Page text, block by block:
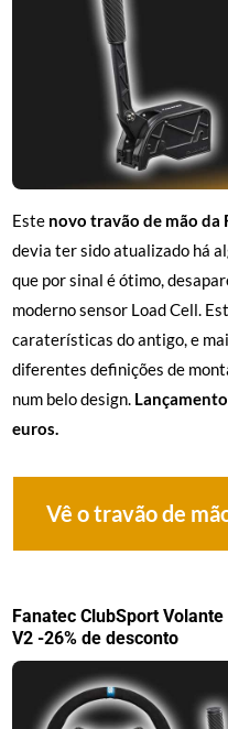
Este novo travão de mão da
devia ter sido atualizado há
que por sinal é ótimo,
moderno sensor Load Cell.
caraterísticas do antigo, e
diferentes definições de
num belo design.
euros.
Vê o travão de
Fanatec ClubSport
V2 -26% de desconto